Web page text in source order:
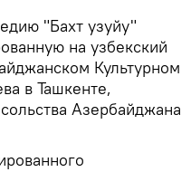
"Бахт узуйу"
на узбекский
Культурном
в Ташкенте,
Азербайджана